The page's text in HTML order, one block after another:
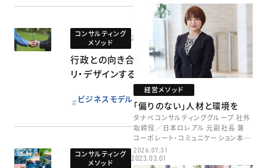
コンサルティング
メソッド
2023.03.01
行政との向き合い方を
リ・デザインする
ビジネスモデル
コンサルティング
メソッド
2023.03.01
経営メソッド
「偏りのない」人材と環境を
タナベコンサルティンググループ 社外
取締役／日本ロレアル 元副社長 兼
コーポレート・コミュニケーション本部
本部長／キャリアコンサルタント 井村
牧
2026.07.31